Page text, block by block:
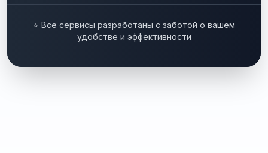
⭐ Все сервисы разработаны с заботой о вашем
удобстве и эффективности